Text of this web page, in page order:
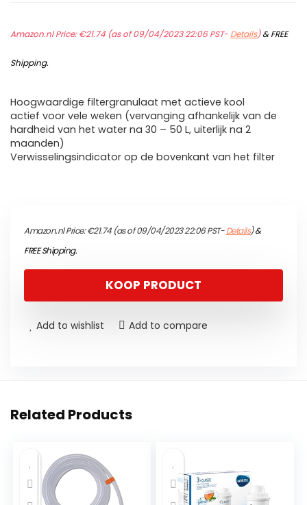
Amazon.nl Price:€21.74 (as of 09/04/2023 22:06 PST- Details)&FREE
Shipping.
Hoogwaardige filtergranulaat met actieve kool
actief voor vele weken (vervanging afhankelijk van de
hardheid van het water na 30 – 50 L, uiterlijk na 2
maanden)
Verwisselingsindicator op de bovenkant van het filter
Amazon.nl Price:€21.74(as of 09/04/2023 22:06 PST-Details)&
FREE Shipping.
KOOP PRODUCT
Add to wishlist Add to compare
Related Products